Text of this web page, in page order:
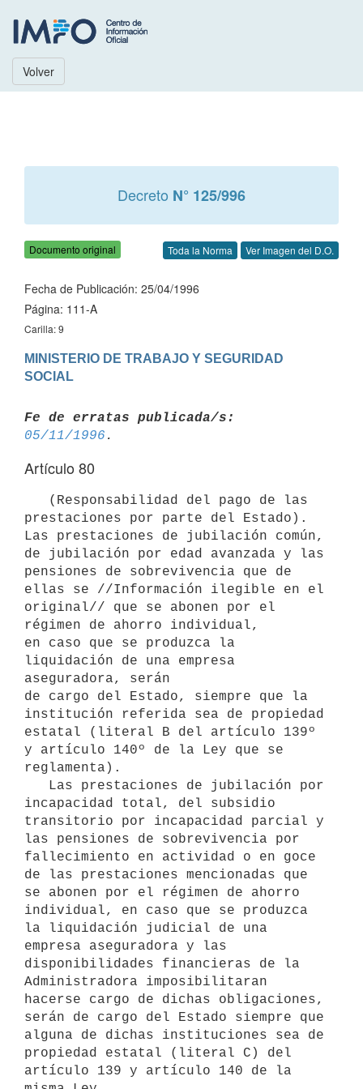
Volver
Decreto N° 125/996
Documento original Toda la Norma Ver Imagen del D.O.
Fecha de Publicación: 25/04/1996
Página: 111-A
Carilla: 9
MINISTERIO DE TRABAJO Y SEGURIDAD
Fe de erratas publicada/s:
05/11/1996
Artículo 80
prestaciones por parte del Estado).
Las prestaciones de jubilación común,
de jubilación por edad avanzada y las
pensiones de sobrevivencia que de
ellas se //Información ilegible en el
original// que se abonen por el
régimen de ahorro individual,
en caso que se produzca la
liquidación de una empresa
aseguradora, serán
de cargo del Estado, siempre que la
institución referida sea de propiedad
estatal (literal B del artículo 139º
y artículo 140º de la Ley que se
reglamenta).
incapacidad total, del subsidio
transitorio por incapacidad parcial y
las pensiones de sobrevivencia por
fallecimiento en actividad o en goce
de las prestaciones mencionadas que
se abonen por el régimen de ahorro
individual, en caso que se produzca
la liquidación judicial de una
empresa aseguradora y las
disponibilidades financieras de la
Administradora imposibilitaran
hacerse cargo de dichas obligaciones,
serán de cargo del Estado siempre que
alguna de dichas instituciones sea de
propiedad estatal (literal C) del
artículo 139 y artículo 140 de la